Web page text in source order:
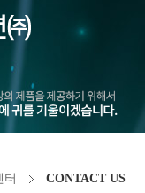
터 CONTACT US